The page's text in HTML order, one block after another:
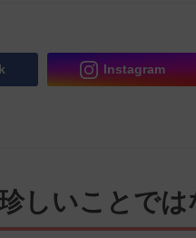
Instagram
しいことでは